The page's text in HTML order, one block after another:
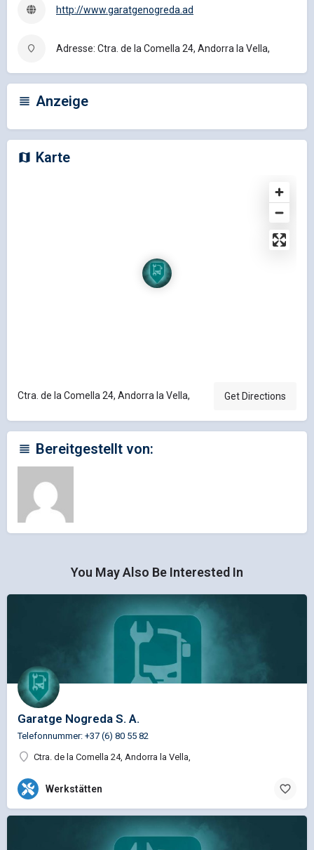
http://www.garatgenogreda.ad
Adresse: Ctra. de la Comella 24, Andorra la Vella,
Anzeige
Karte
Ctra. de la Comella 24, Andorra la Vella, Get Directions
Bereitgestellt von:
You May Also Be Interested In
Garatge Nogreda S. A.
Telefonnummer: +37 (6) 80 55 82
Ctra. de la Comella 24, Andorra la Vella,
Werkstätten